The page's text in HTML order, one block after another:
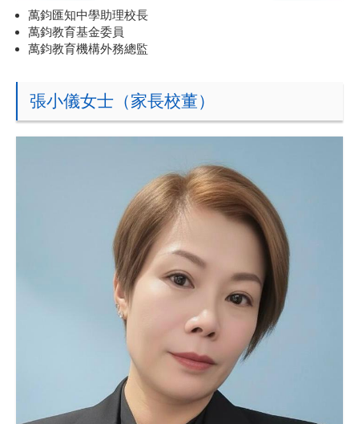
萬鈞匯知中學助理校長
萬鈞教育基金委員
萬鈞教育機構外務總監
張小儀女士（家長校董）